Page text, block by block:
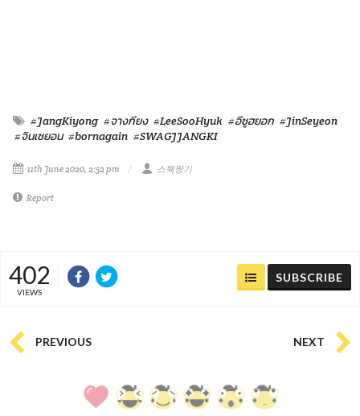
#JangKiyong #จางกียง #LeeSooHyuk #อีซูฮยอก #JinSeyeon
#จินเซยอน #bornagain #SWAGJJANGKI
11th June 2020, 2:52 pm 스웩짱기
Report
402
VIEWS
SUBSCRIBE
PREVIOUS NEXT